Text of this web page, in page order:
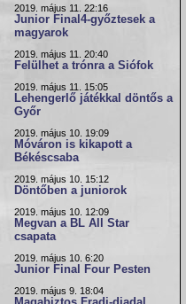
2019. május 11. 22:16
Junior Final4-győztesek a
magyarok
2019. május 11. 20:40
Felülhet a trónra a Siófok
2019. május 11. 15:05
Lehengerlő játékkal döntős a
Győr
2019. május 10. 19:09
Móváron is kikapott a
Békéscsaba
2019. május 10. 15:12
Döntőben a juniorok
2019. május 10. 12:09
Megvan a BL All Star
csapata
2019. május 10. 6:20
Junior Final Four Pesten
2019. május 9. 18:04